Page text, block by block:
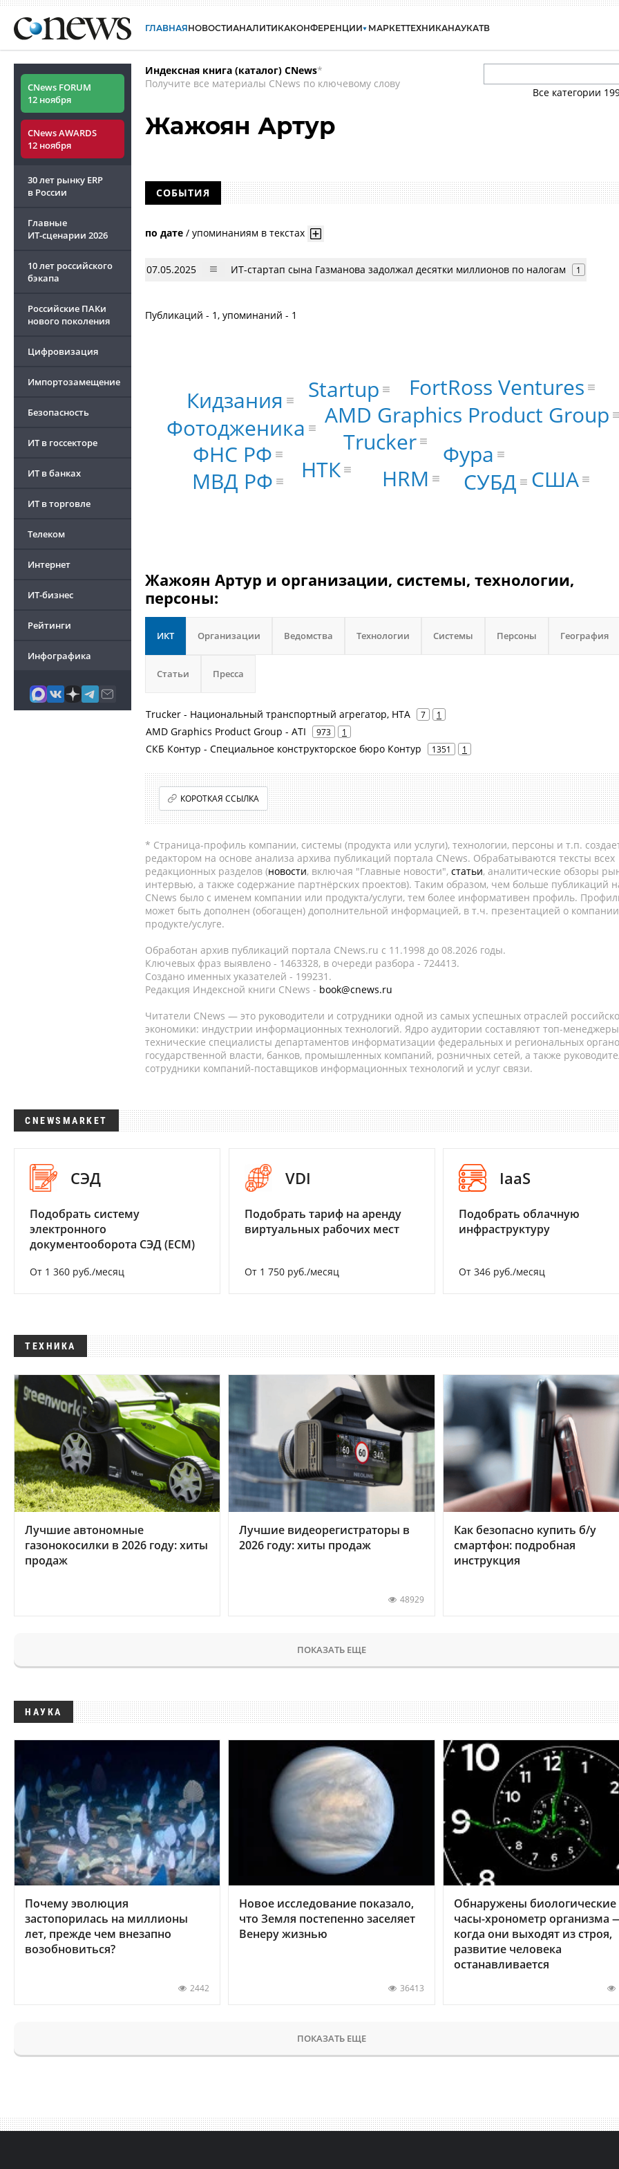
ГЛАВНАЯНОВОСТИАНАЛИТИКАКОНФЕРЕНЦИИ МАРКЕТТЕХНИКАНАУКАТВ
CNews FORUM
12 ноября
CNews AWARDS
12 ноября
30 лет рынку ERP
в России
Главные
ИТ-сценарии 2026
10 лет российского
бэкапа
Российские ПАКи
нового поколения
Цифровизация
Импортозамещение
Безопасность
ИТ в госсекторе
ИТ в банках
ИТ в торговле
Телеком
Интернет
ИТ-бизнес
Рейтинги
Инфографика
Индексная книга (каталог) CNews*
Получите все материалы CNews по ключевому слову
Все категории
Жажоян Артур
СОБЫТИЯ
по дате / упоминаниям в текстах
07.05.2025 ИТ-стартап сына Газманова задолжал десятки миллионов по налогам 1
Публикаций - 1, упоминаний - 1
Trucker
AMD Graphics Product Group
Фура
Кидзания
НТК
Фотодженика
FortRoss Ventures
ФНС РФ
МВД РФ
HRM СУБД США
Startup
Жажоян Артур и организации, системы, технологии,
персоны:
ИКТ Организации Ведомства Технологии Системы Персоны География
Статьи Пресса
Trucker - Национальный транспортный агрегатор, НТА 7 1
AMD Graphics Product Group - ATI 973 1
СКБ Контур - Специальное конструкторское бюро Контур 1351 1
КОРОТКАЯ ССЫЛКА
* Страница-профиль компании, системы (продукта или услуги), технологии, персоны и т.п.
редактором на основе анализа архива публикаций портала CNews. Обрабатываются тексты всех
редакционных разделов (новости, включая "Главные новости", статьи, аналитические обзоры
интервью, а также содержание партнёрских проектов). Таким образом, чем больше публикаций
CNews было с именем компании или продукта/услуги, тем более информативен профиль.
может быть дополнен (обогащен) дополнительной информацией, в т.ч. презентацией о
продукте/услуге.
Обработан архив публикаций портала CNews.ru c 11.1998 до 08.2026 годы.
Ключевых фраз выявлено - 1463328, в очереди разбора - 724413.
Создано именных указателей - 199231.
Редакция Индексной книги CNews - book@cnews.ru
Читатели CNews — это руководители и сотрудники одной из самых успешных отраслей
экономики: индустрии информационных технологий. Ядро аудитории составляют топ-
технические специалисты департаментов информатизации федеральных и региональных
государственной власти, банков, промышленных компаний, розничных сетей, а также
сотрудники компаний-поставщиков информационных технологий и услуг связи.
CNEWSMARKET
СЭД
Подобрать систему
электронного
документооборота СЭД (ECM)
От 1 360 руб./месяц
VDI
Подобрать тариф на аренду
виртуальных рабочих мест
От 1 750 руб./месяц
IaaS
Подобрать облачную
инфраструктуру
От 346 руб./месяц
ТЕХНИКА
Лучшие автономные
газонокосилки в 2026 году: хиты
продаж
Лучшие видеорегистраторы в
2026 году: хиты продаж
48929
Как безопасно купить б/у
смартфон: подробная
инструкция
ПОКАЗАТЬ ЕЩЕ
НАУКА
Почему эволюция
застопорилась на миллионы
лет, прежде чем внезапно
возобновиться?
2442
Новое исследование показало,
что Земля постепенно заселяет
Венеру жизнью
36413
Обнаружены биологические
часы-хронометр организма
когда они выходят из строя,
развитие человека
останавливается
ПОКАЗАТЬ ЕЩЕ